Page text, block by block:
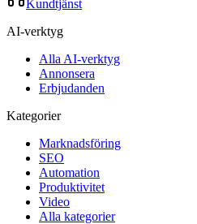
Kundtjänst
AI-verktyg
Alla AI-verktyg
Annonsera
Erbjudanden
Kategorier
Marknadsföring
SEO
Automation
Produktivitet
Video
Alla kategorier